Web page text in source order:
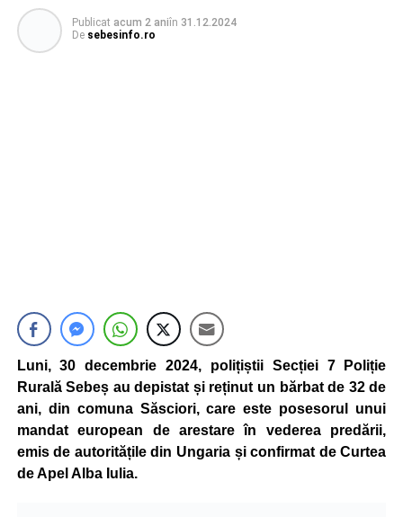
Publicat acum 2 aniîn 31.12.2024
De sebesinfo.ro
Luni, 30 decembrie 2024, polițiștii Secției 7 Poliție
Rurală Sebeș au depistat și reținut un bărbat de 32 de
ani, din comuna Săsciori, care este posesorul unui
mandat european de arestare în vederea predării,
emis de autoritățile din Ungaria și confirmat de Curtea
de Apel Alba Iulia.